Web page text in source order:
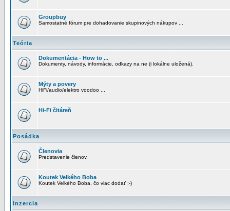
Groupbuy
Samostatné fórum pre dohadovanie skupinových nákupov ...
Teória
Dokumentácia - How to ...
Dokumenty, návody, informácie, odkazy na ne (i lokálne uložená).
Mýty a povery
HiFi/audio/elektro voodoo ...
Hi-Fi čitáreň
Posádka
Členovia
Predstavenie členov.
Koutek Velkého Boba
Koutek Velkého Boba, čo viac dodať :-)
Inzercia